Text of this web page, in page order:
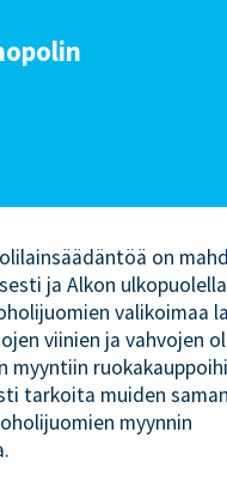
on
ja Alkon ulkopuolella
valikoimaa
viinien ja vahvojen
myyntiin
tarkoita muiden saman
myynnin